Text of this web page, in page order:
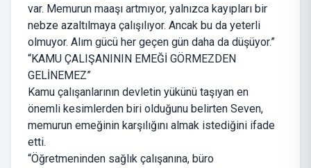
var. Memurun maaşı artmıyor, yalnızca kayıpları bir
nebze azaltılmaya çalışılıyor. Ancak bu da yeterli
olmuyor. Alım gücü her geçen gün daha da düşüyor.”
“KAMU ÇALIŞANININ EMEĞİ GÖRMEZDEN
GELİNEMEZ”
Kamu çalışanlarının devletin yükünü taşıyan en
önemli kesimlerden biri olduğunu belirten Seven,
memurun emeğinin karşılığını almak istediğini ifade
etti.
“Öğretmeninden sağlık çalışanına, büro